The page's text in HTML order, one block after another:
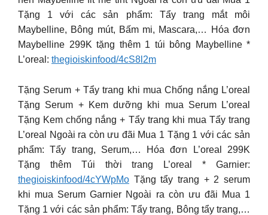
Tặng 1 với các sản phẩm: Tẩy trang mắt môi
Maybelline, Bông mút, Bấm mi, Mascara,… Hóa đơn
Maybelline 299K tặng thêm 1 túi bông Maybelline *
L’oreal: thegioiskinfood/4cS8l2m
Tặng Serum + Tẩy trang khi mua Chống nắng L’oreal
Tặng Serum + Kem dưỡng khi mua Serum L’oreal
Tặng Kem chống nắng + Tẩy trang khi mua Tẩy trang
L’oreal Ngoài ra còn ưu đãi Mua 1 Tặng 1 với các sản
phẩm: Tẩy trang, Serum,… Hóa đơn L’oreal 299K
Tặng thêm Túi thời trang L’oreal * Garnier:
thegioiskinfood/4cYWpMo Tặng tẩy trang + 2 serum
khi mua Serum Garnier Ngoài ra còn ưu đãi Mua 1
Tặng 1 với các sản phẩm: Tẩy trang, Bông tẩy trang,…